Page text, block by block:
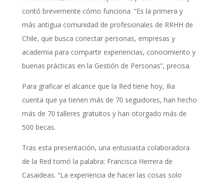
contó brevemente cómo funciona. “Es la primera y
más antigua comunidad de profesionales de RRHH de
Chile, que busca conectar personas, empresas y
academia para compartir experiencias, conocimiento y
buenas prácticas en la Gestión de Personas”, precisa.
Para graficar el alcance que la Red tiene hoy, Ilia
cuenta que ya tienen más de 70 seguidores, han hecho
más de 70 talleres gratuitos y han otorgado más de
500 becas.
Tras esta presentación, una entusiasta colaboradora
de la Red tomó la palabra: Francisca Herrera de
Casaideas. “La experiencia de hacer las cosas solo